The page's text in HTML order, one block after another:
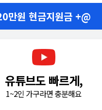
만원 현금지원금 +@
유튜브도 빠르게,
1~2인 가구라면 충분해요